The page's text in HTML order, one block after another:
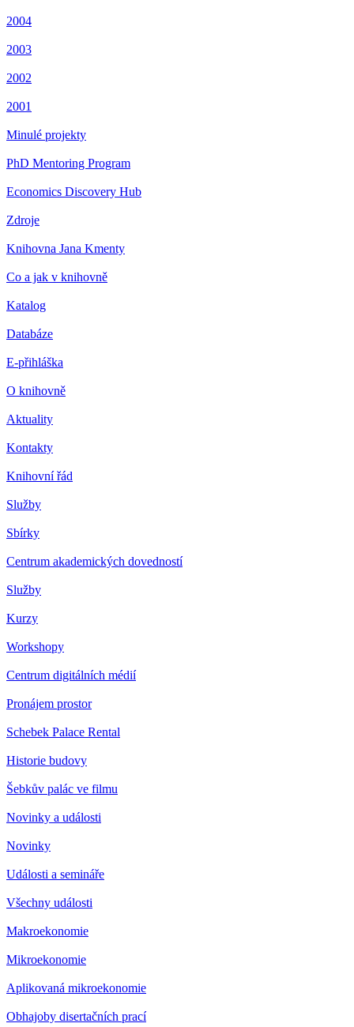
2004
2003
2002
2001
Minulé projekty
PhD Mentoring Program
Economics Discovery Hub
Zdroje
Knihovna Jana Kmenty
Co a jak v knihovně
Katalog
Databáze
E-přihláška
O knihovně
Aktuality
Kontakty
Knihovní řád
Služby
Sbírky
Centrum akademických dovedností
Služby
Kurzy
Workshopy
Centrum digitálních médií
Pronájem prostor
Schebek Palace Rental
Historie budovy
Šebkův palác ve filmu
Novinky a události
Novinky
Události a semináře
Všechny události
Makroekonomie
Mikroekonomie
Aplikovaná mikroekonomie
Obhajoby disertačních prací